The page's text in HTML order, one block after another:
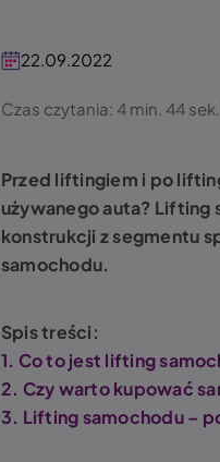
22.09.2022
Czas czytania: 4 min. 44 sek.
Przed liftingiem i po
używanego auta?
konstrukcji z segmentu
samochodu.
Spis treści:
1. Co to jest lifting
2. Czy warto kupować
3. Lifting samochodu –